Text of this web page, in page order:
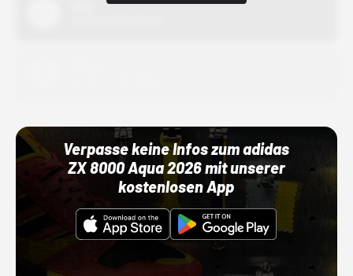
Verpasse keine Infos zum adidas
ZX 8000 Aqua 2026 mit unserer
kostenlosen App